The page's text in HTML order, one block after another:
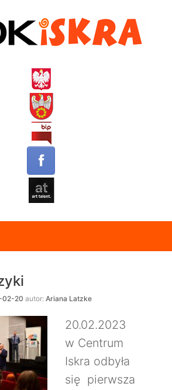
02-20 autor: Ariana Latzke
20.02.2023
w Centrum
Iskra odbyła
się pierwsza